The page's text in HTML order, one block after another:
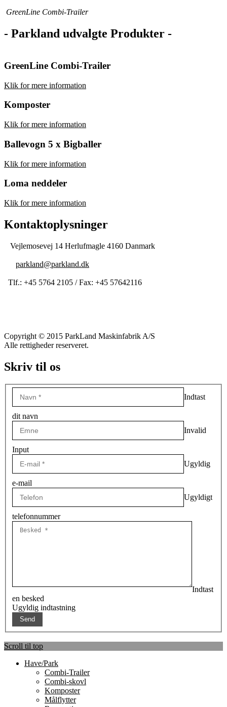
GreenLine Combi-Trailer
- Parkland udvalgte Produkter -
GreenLine Combi-Trailer
Klik for mere information
Komposter
Klik for mere information
Ballevogn 5 x Bigballer
Klik for mere information
Loma neddeler
Klik for mere information
Kontaktoplysninger
Vejlemosevej 14 Herlufmagle 4160 Danmark
parkland@parkland.dk
Tlf.: +45 5764 2105 / Fax: +45 57642116
Copyright © 2015 ParkLand Maskinfabrik A/S
Alle rettigheder reserveret.
Skriv til os
Indtast
dit navn
Invalid
Input
Ugyldig
e-mail
Ugyldigt
telefonnummer
Indtast
en besked
Ugyldig indtastning
Scroll til top
Have/Park
Combi-Trailer
Combi-skovl
Komposter
Målflytter